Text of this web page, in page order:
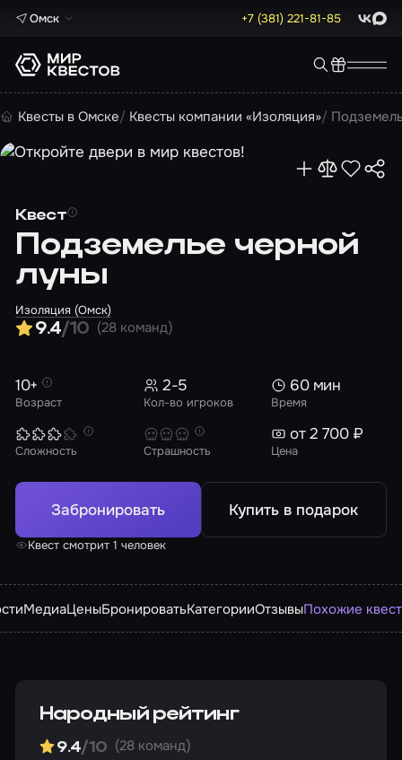
Омск +7 (381) 221-81-85 Max
Квесты в Омске Квесты компании «Изоляция»
Квест
Подземелье черной
луны
Изоляция (Омск)
9.4/10 (28 команд)
Возраст
10+
Кол-во игроков
2-5
Время
60 мин
Сложность Страшность Цена
от 2 700 ₽
Забронировать Купить в подарок
Квест смотрит 1 человек
МедиаЦеныБронироватьКатегорииОтзывыПохожие
Народный рейтинг
9.4/10 (28 команд)